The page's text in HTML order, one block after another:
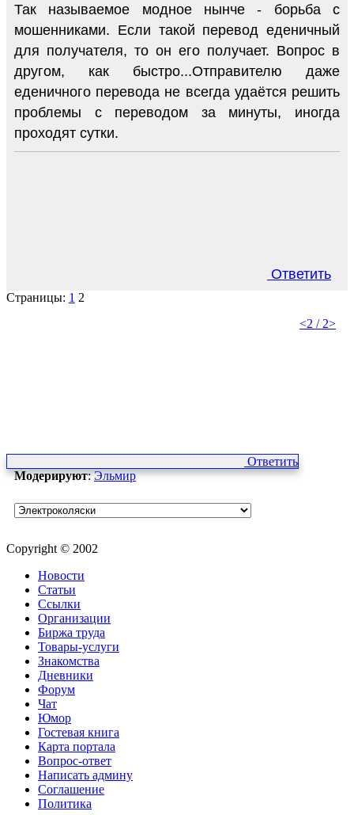
Так называемое модное нынче - борьба с
мошенниками. Если такой перевод еденичный
для получателя, то он его получает. Вопрос в
другом, как быстро...Отправителю даже
еденичного перевода не всегда удаётся решить
проблемы с переводом за минуты, иногда
проходят сутки.
Ответить
Страницы: 1 2
<2 / 2>
Ответить
Модерируют:Эльмир
Copyright © 2002
Новости
Статьи
Ссылки
Организации
Биржа труда
Товары-услуги
Знакомства
Дневники
Форум
Чат
Юмор
Гостевая книга
Карта портала
Вопрос-ответ
Написать админу
Соглашение
Политика